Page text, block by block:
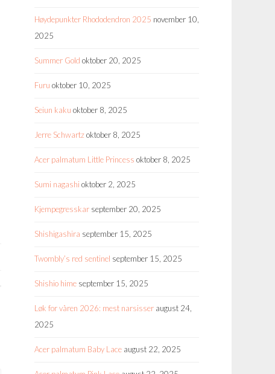
Høydepunkter Rhododendron 2025 november 10,
2025
Summer Gold oktober 20, 2025
Furu oktober 10, 2025
Seiun kaku oktober 8, 2025
Jerre Schwartzoktober 8, 2025
Acer palmatum Little Princess oktober 8, 2025
Sumi nagashi oktober 2, 2025
Kjempegresskar september 20, 2025
Shishigashira september 15, 2025
Twombly’s red sentinel september 15, 2025
Shishio hime september 15, 2025
Løk for våren 2026: mest narsisser august 24,
2025
Acer palmatum Baby Lace august 22, 2025